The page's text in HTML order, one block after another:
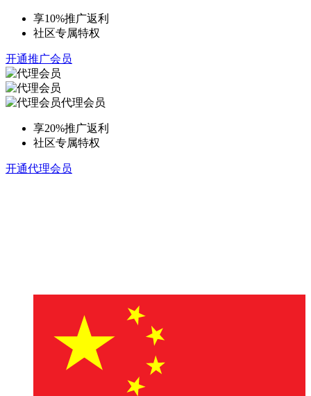
享10%推广返利
社区专属特权
开通推广会员
代理会员
享20%推广返利
社区专属特权
开通代理会员